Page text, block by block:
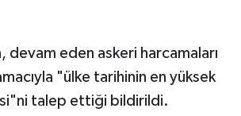
devam eden askeri harcamaları
"ülke tarihinin en yüksek
talep ettiği bildirildi.